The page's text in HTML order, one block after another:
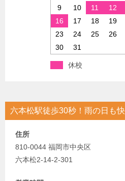
9
10 11 12
16
17 18 19
23
24 25 26
30
31
休校
六本松駅徒歩30秒！雨の日も快
住所
810-0044 福岡市中央区
六本松2-14-2-301